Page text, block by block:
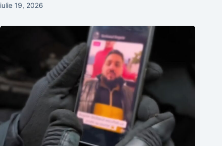
iulie 19, 2026